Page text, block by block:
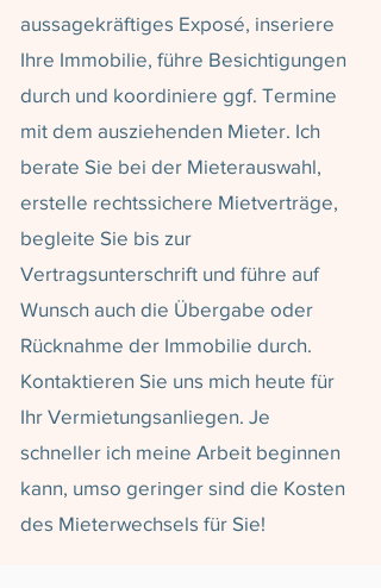
aussagekräftiges Exposé, inseriere
Ihre Immobilie, führe Besichtigungen
durch und koordiniere ggf. Termine
mit dem ausziehenden Mieter. Ich
berate Sie bei der Mieterauswahl,
erstelle rechtssichere Mietverträge,
begleite Sie bis zur
Vertragsunterschrift und führe auf
Wunsch auch die Übergabe oder
Rücknahme der Immobilie durch.
Kontaktieren Sie uns mich heute für
Ihr Vermietungsanliegen. Je
schneller ich meine Arbeit beginnen
kann, umso geringer sind die Kosten
des Mieterwechsels für Sie!